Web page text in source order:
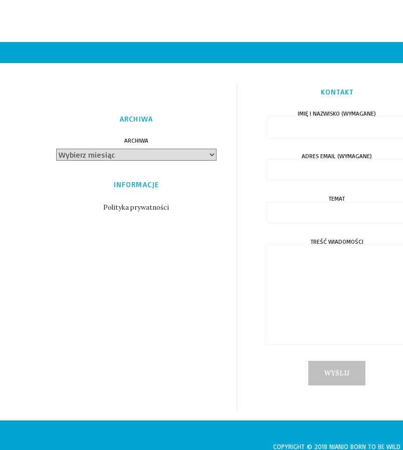
ARCHIWA
ARCHIWA
INFORMACJE
Polityka prywatności
KONTAKT
IMIĘ I NAZWISKO (WYMAGANE)
ADRES EMAIL (WYMAGANE)
TEMAT
TREŚĆ WIADOMOŚCI
COPYRIGHT © 2018 NIANIO BORN TO BE WILD